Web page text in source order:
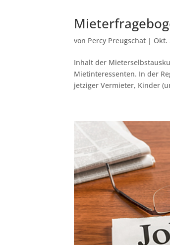
von Percy Preugschat | Okt.
Inhalt der
Mietinteressenten. In der
jetziger Vermieter, Kinder